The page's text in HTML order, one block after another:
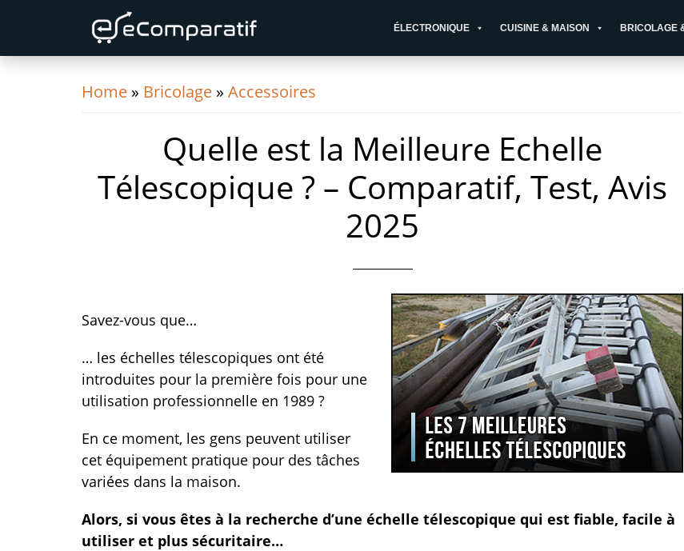
primary
navigation
content
primary
ÉLECTRONIQUE CUISINE & MAISON BRICOLAGE
Home » Bricolage » Accessoires
Quelle est la Meilleure Echelle
Télescopique ? – Comparatif, Test, Avis
2025
Savez-vous que…
… les échelles télescopiques ont été
introduites pour la première fois pour une
utilisation professionnelle en 1989 ?
En ce moment, les gens peuvent utiliser
cet équipement pratique pour des tâches
variées dans la maison.
Alors, si vous êtes à la recherche d’une échelle télescopique qui est fiable, facile à
utiliser et plus sécuritaire…